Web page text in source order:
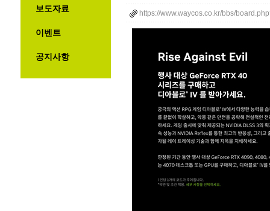
보도자료
이벤트
공지사항
https://www.waycos.co.kr/bbs/